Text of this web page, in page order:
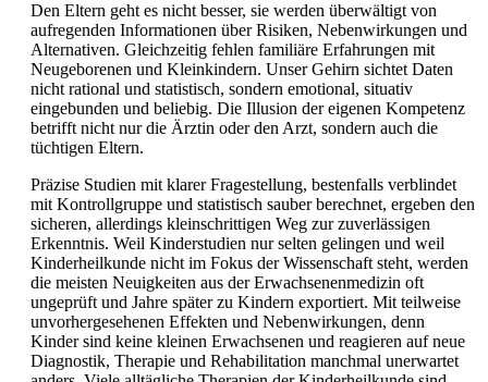
Den Eltern geht es nicht besser, sie werden überwältigt von
aufregenden Informationen über Risiken, Nebenwirkungen und
Alternativen. Gleichzeitig fehlen familiäre Erfahrungen mit
Neugeborenen und Kleinkindern. Unser Gehirn sichtet Daten
nicht rational und statistisch, sondern emotional, situativ
eingebunden und beliebig. Die Illusion der eigenen Kompetenz
betrifft nicht nur die Ärztin oder den Arzt, sondern auch die
tüchtigen Eltern.
Präzise Studien mit klarer Fragestellung, bestenfalls verblindet
mit Kontrollgruppe und statistisch sauber berechnet, ergeben den
sicheren, allerdings kleinschrittigen Weg zur zuverlässigen
Erkenntnis. Weil Kinderstudien nur selten gelingen und weil
Kinderheilkunde nicht im Fokus der Wissenschaft steht, werden
die meisten Neuigkeiten aus der Erwachsenenmedizin oft
ungeprüft und Jahre später zu Kindern exportiert. Mit teilweise
unvorhergesehenen Effekten und Nebenwirkungen, denn
Kinder sind keine kleinen Erwachsenen und reagieren auf neue
Diagnostik, Therapie und Rehabilitation manchmal unerwartet